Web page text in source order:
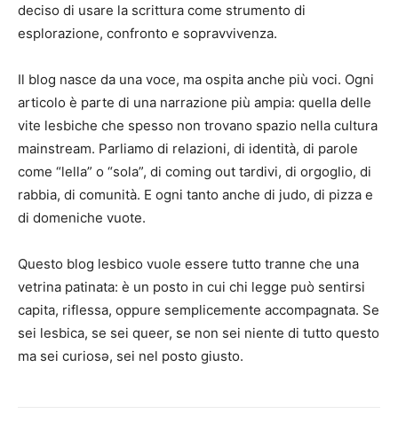
deciso di usare la scrittura come strumento di
esplorazione, confronto e sopravvivenza.
Il blog nasce da una voce, ma ospita anche più voci. Ogni
articolo è parte di una narrazione più ampia: quella delle
vite lesbiche che spesso non trovano spazio nella cultura
mainstream. Parliamo di relazioni, di identità, di parole
come “lella” o “sola”, di coming out tardivi, di orgoglio, di
rabbia, di comunità. E ogni tanto anche di judo, di pizza e
di domeniche vuote.
Questo blog lesbico vuole essere tutto tranne che una
vetrina patinata: è un posto in cui chi legge può sentirsi
capita, riflessa, oppure semplicemente accompagnata. Se
sei lesbica, se sei queer, se non sei niente di tutto questo
ma sei curiosə, sei nel posto giusto.